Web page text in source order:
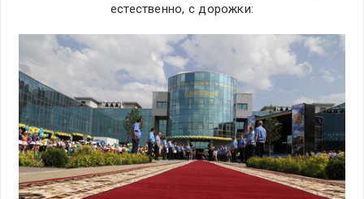
естественно, с дорожки: